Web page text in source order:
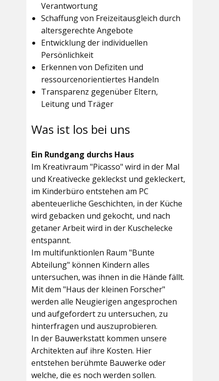
Verantwortung
Schaffung von Freizeitausgleich durch
altersgerechte Angebote
Entwicklung der individuellen
Persönlichkeit
Erkennen von Defiziten und
ressourcenorientiertes Handeln
Transparenz gegenüber Eltern,
Leitung und Träger
Was ist los bei uns
Ein Rundgang durchs Haus
Im Kreativraum "Picasso" wird in der Mal
und Kreativecke gekleckst und gekleckert,
im Kinderbüro entstehen am PC
abenteuerliche Geschichten, in der Küche
wird gebacken und gekocht, und nach
getaner Arbeit wird in der Kuschelecke
entspannt.
Im multifunktionlen Raum "Bunte
Abteilung" können Kindern alles
untersuchen, was ihnen in die Hände fällt.
Mit dem "Haus der kleinen Forscher"
werden alle Neugierigen angesprochen
und aufgefordert zu untersuchen, zu
hinterfragen und auszuprobieren.
In der Bauwerkstatt kommen unsere
Architekten auf ihre Kosten. Hier
entstehen berühmte Bauwerke oder
welche, die es noch werden sollen.